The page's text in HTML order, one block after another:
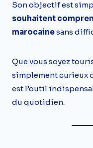
Son objectif est
souhaitent
marocainesans
Que vous soyez
simplement curieux
est l’outil
du quotidien.